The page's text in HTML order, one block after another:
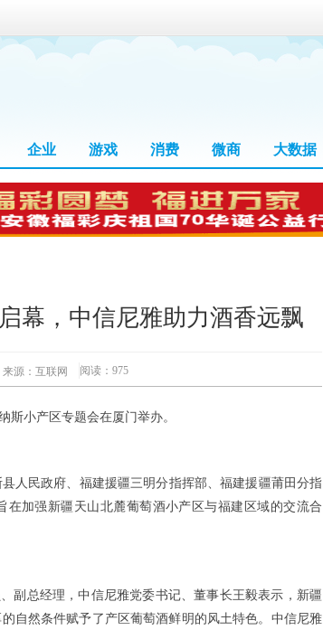
企业 游戏 消费 微商 大数据
幕，中信尼雅助力酒香远飘
来源：互联网 阅读：975
斯小产区专题会在厦门举办。
人民政府、福建援疆三明分指挥部、福建援疆莆田分指
在加强新疆天山北麓葡萄酒小产区与福建区域的交流合
副总经理，中信尼雅党委书记、董事长王毅表示， 新疆
自然条件赋予了产区葡萄酒鲜明的风土特色。 中信尼雅